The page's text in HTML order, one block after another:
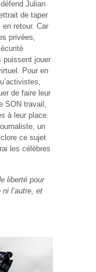
Julian
de taper
retour. Car
privées,
puissent jouer
Pour en
de faire leur
SON travail,
à leur place.
un
ce sujet
les célèbres
liberté pour
l’autre, et